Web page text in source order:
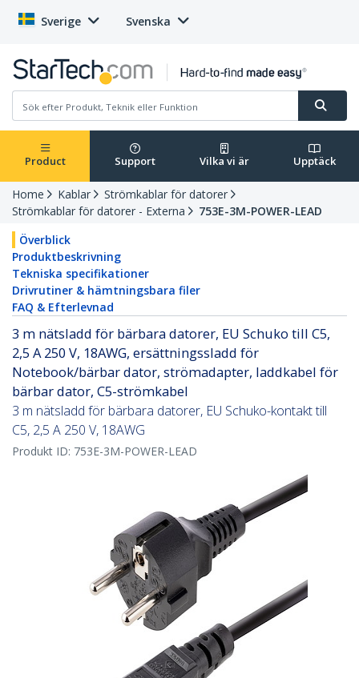
Sverige Svenska
Product Support Vilka vi är Upptäck
Home Kablar
Strömkablar för datorer
Strömkablar för datorer - Externa
753E-3M-POWER-LEAD
Överblick
Produktbeskrivning
Tekniska specifikationer
Drivrutiner & hämtningsbara filer
FAQ & Efterlevnad
3 m nätsladd för bärbara datorer, EU Schuko till C5,
2,5 A 250 V, 18AWG, ersättningssladd för
Notebook/bärbar dator, strömadapter, laddkabel för
bärbar dator, C5-strömkabel
3 m nätsladd för bärbara datorer, EU Schuko-kontakt till
C5, 2,5 A 250 V, 18AWG
Produkt ID: 753E-3M-POWER-LEAD